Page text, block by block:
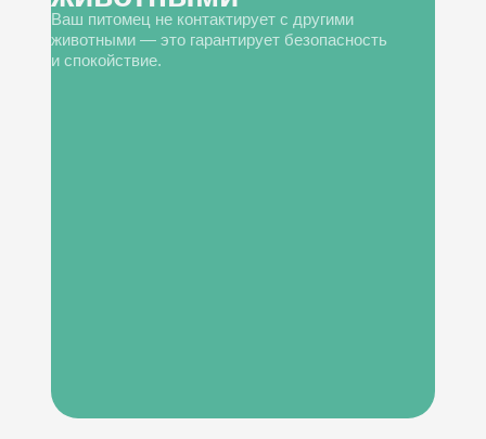
Ваш питомец не контактирует с другими
животными — это гарантирует безопасность
и спокойствие.